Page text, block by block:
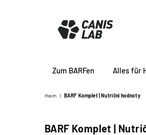
LAB
Zum BARFen Alles für
Heim | BARF Komplet | Nutriční hodnoty
BARF Komplet |